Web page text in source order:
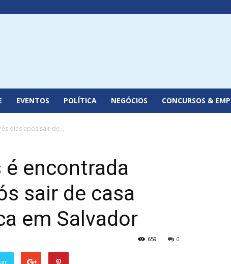
EVENTOS POLÍTICA NEGÓCIOS CONCURSOS &
dias após sair de...
é encontrada
sair de casa
em Salvador
0
659